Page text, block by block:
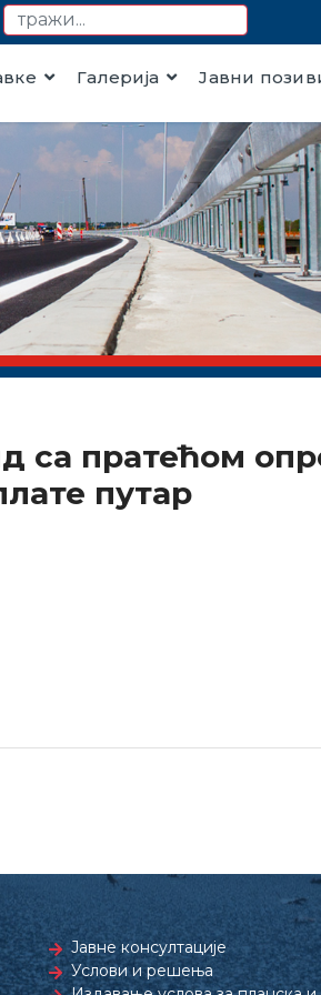
Галерија Јавни
са пратећом
путар
Јавне консултације
Услови и решења